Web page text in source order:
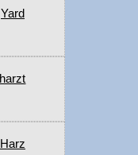
Yard
harzt
Harz